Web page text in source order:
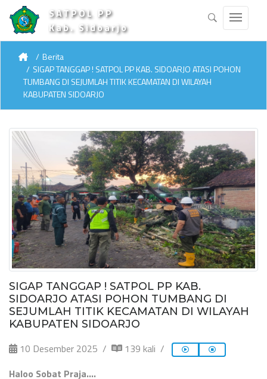
SATPOL PP
Kab. Sidoarjo
Berita
SIGAP TANGGAP ! SATPOL PP KAB. SIDOARJO ATASI POHON
TUMBANG DI SEJUMLAH TITIK KECAMATAN DI WILAYAH
KABUPATEN SIDOARJO
SIGAP TANGGAP ! SATPOL PP KAB.
SIDOARJO ATASI POHON TUMBANG DI
SEJUMLAH TITIK KECAMATAN DI WILAYAH
KABUPATEN SIDOARJO
10 Desember 2025
139 kali
Haloo Sobat Praja....